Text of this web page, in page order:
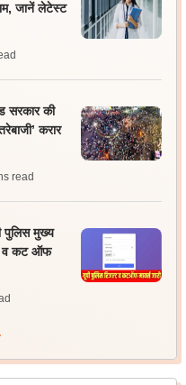
जानें लेटेस्ट
की
करार
read
मुख्य
व कट ऑफ